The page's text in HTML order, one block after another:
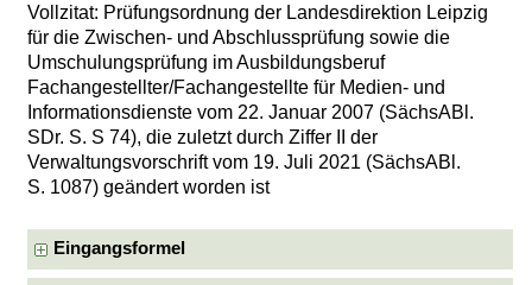
Vollzitat: Prüfungsordnung der Landesdirektion Leipzig
für die Zwischen- und Abschlussprüfung sowie die
Umschulungsprüfung im Ausbildungsberuf
Fachangestellter/Fachangestellte für Medien- und
Informationsdienste vom 22. Januar 2007 (SächsABl.
SDr. S. S 74), die zuletzt durch Ziffer II der
Verwaltungsvorschrift vom 19. Juli 2021 (SächsABl.
S. 1087) geändert worden ist
Eingangsformel